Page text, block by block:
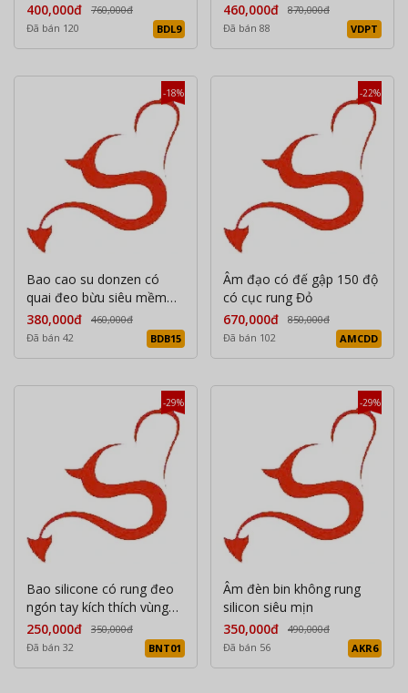
mại lớn
400,000đ
760,000đ
Đã bán 120
BDL9
460,000đ
870,000đ
Đã bán 88
VDPT
-18%
Bao cao su donzen có
quai đeo bừu siêu mềm
mại nhỏ
380,000đ
460,000đ
Đã bán 42
BDB15
-22%
Âm đạo có đế gập 150 độ
có cục rung Đỏ
670,000đ
850,000đ
Đã bán 102
AMCDD
-29%
Bao silicone có rung đeo
ngón tay kích thích vùng
kín
250,000đ
350,000đ
Đã bán 32
BNT01
-29%
Âm đèn bin không rung
silicon siêu mịn
350,000đ
490,000đ
Đã bán 56
AKR6